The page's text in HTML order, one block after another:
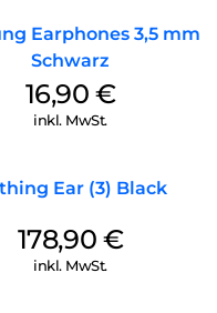
Earphones 3,5 mm
Schwarz
16,90 €
inkl. MwSt.
Ear (3) Black
178,90 €
inkl. MwSt.